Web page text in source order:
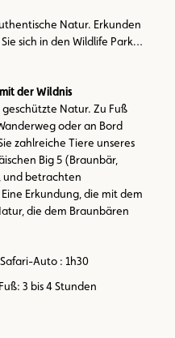
Natur. Erkunden
sich in den Wildlife Park…
der Wildnis
Natur. Zu Fuß
oder an Bord
zahlreiche Tiere unseres
Big 5 (Braunbär,
und betrachten
Erkundung, die mit dem
die dem Braunbären
Auto : 1h30
3 bis 4 Stunden